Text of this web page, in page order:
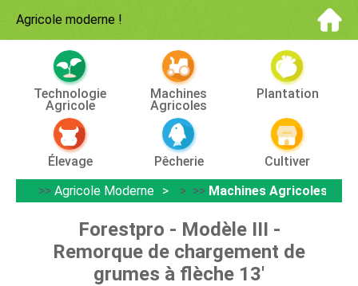
Agricole moderne !
Technologie
Agricole
Machines
Agricoles
Plantation
Élevage Pêcherie
Cultiver
>> Agricole Moderne > >> Machines Agricoles
Forestpro - Modèle III -
Remorque de chargement de
grumes à flèche 13'